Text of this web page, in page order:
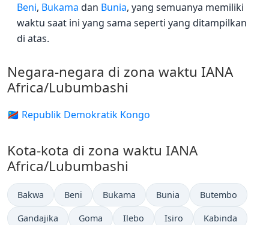
Beni, Bukama dan Bunia, yang semuanya memiliki
waktu saat ini yang sama seperti yang ditampilkan
di atas.
Negara-negara di zona waktu IANA
Africa/Lubumbashi
🇨🇩 Republik Demokratik Kongo
Kota-kota di zona waktu IANA
Africa/Lubumbashi
Bakwa Beni Bukama Bunia Butembo
Gandajika Goma Ilebo Isiro Kabinda